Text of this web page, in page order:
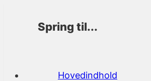
Spring til...
Hovedindhold